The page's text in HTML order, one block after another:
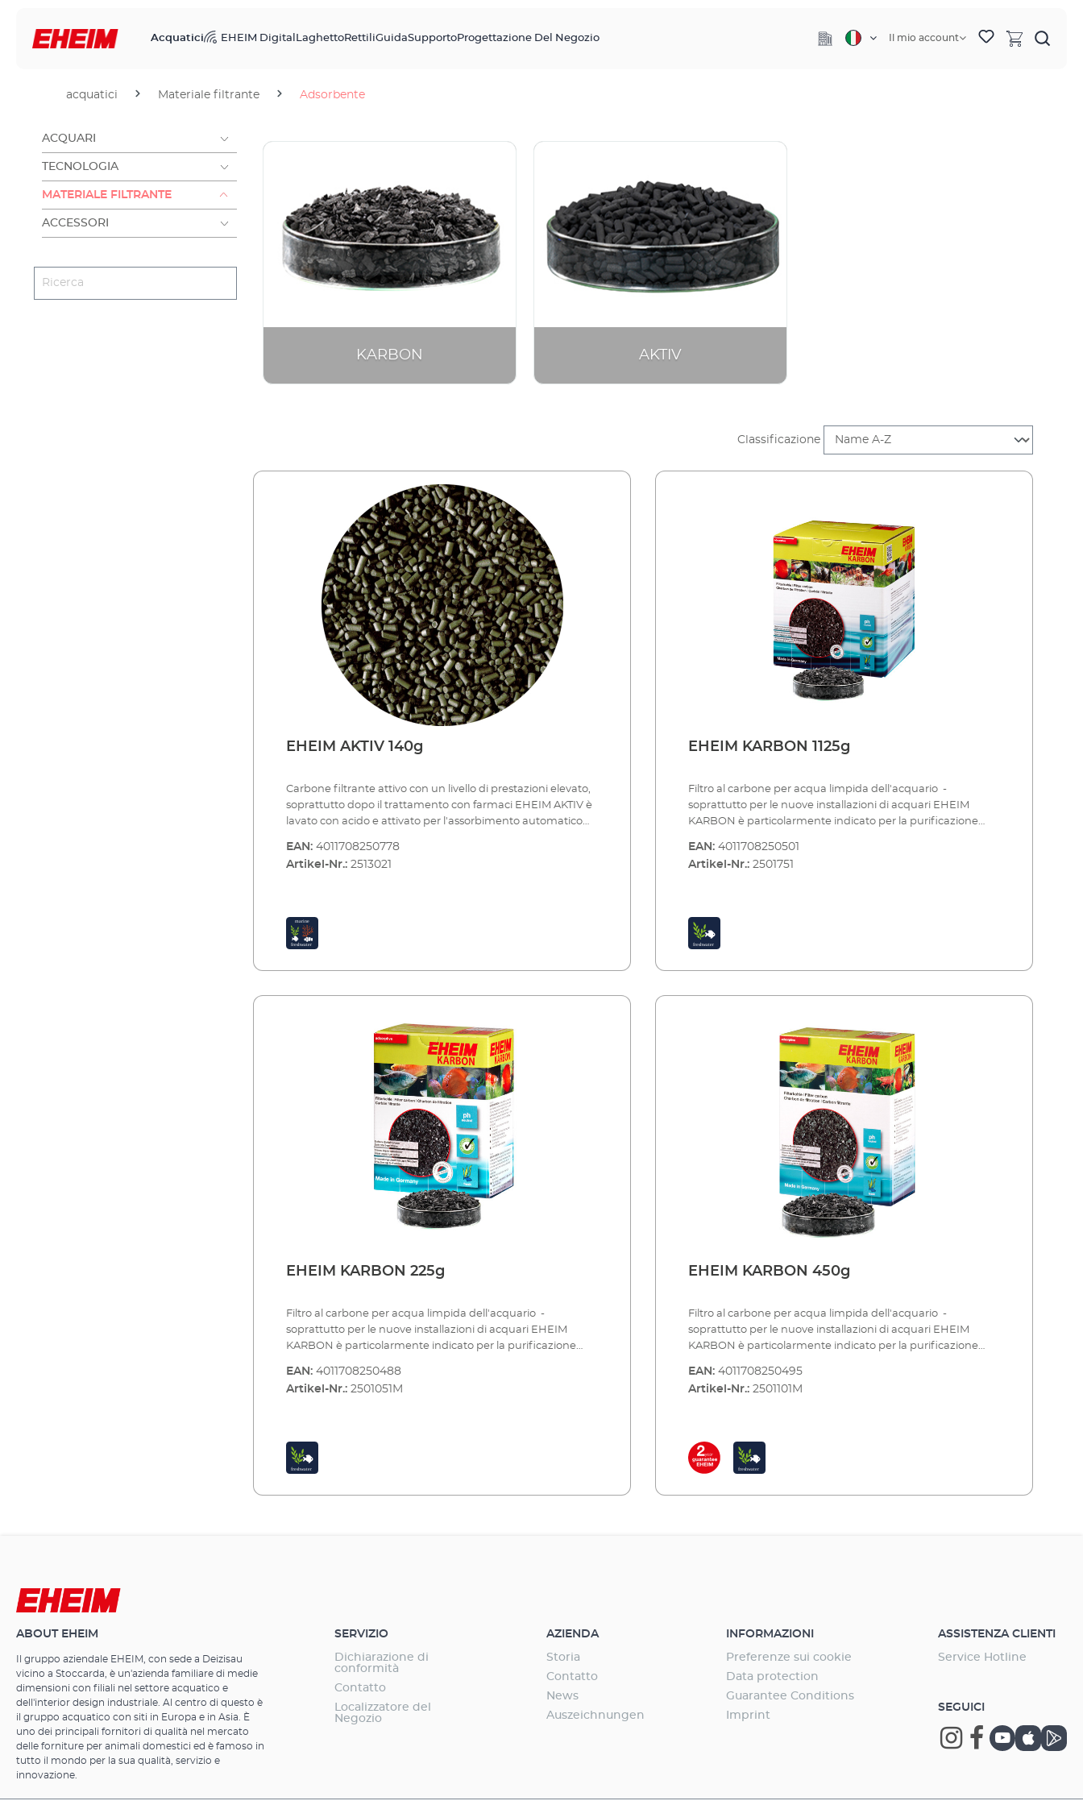
Acquatici EHEIM Digital LaghettoRettiliGuidaSupportoProgettazione Del Negozio Il mio account
acquatici Materiale filtrante Adsorbente
ACQUARI
TECNOLOGIA
MATERIALE FILTRANTE
ACCESSORI
KARBON AKTIV
Classificazione
EHEIM AKTIV 140g
Carbone filtrante attivo con un livello di prestazioni elevato,
soprattutto dopo il trattamento con farmaci EHEIM AKTIV è
lavato con acido e attivato per l'assorbimento automatico
pesticidi, residui di trattamenti medici e altre sostanze e le
farmacologico del bestiame. EHEIM AKTIV deve essere
utilizzato solo per un periodo di tempo limitato (ca. 4
settimane) e poi rimosso o sostituito. Nella configurazione
(ad es. EHEIM MECH o MECHpro) e biologico (ad es. EHEIM
per adsorbimento autoattivante Lega rapidamente cloro,
pesticidi e altre sostanze chimiche Usa ad es. dopo
l'installazione di un nuovo serbatoio o il trattamento con
farmaci Utilizzare solo per un periodo di tempo limitato (ca.
4 settimane) Adatto per acqua dolce e marina
Suggerimento:Utilizzare materiali filtranti adsorbenti solo
per alcune settimane, poiché le sostanze nocive sono solo
attaccate e possono staccarsi dopo un po' di tempo ed
essere reintrodotte nell'acqua. Per lo meno dovrebbero
essere cambiati regolarmente. Normalmente la filtrazione
ad adsorbimento è necessaria solo durante l'allestimento
dell'acquario o dopo trattamenti con farmaci.
EAN: 4011708250778
Artikel-Nr.: 2513021
EHEIM KARBON 1125g
Filtro al carbone per acqua limpida dell'acquario -
soprattutto per le nuove installazioni di acquari EHEIM
KARBON è particolarmente indicato per la purificazione
chimiche, che possono entrare nell'acquario durante
settimane) nel set-up di stratificazione dopo il mezzo
filtrante meccanico (ad es. EHEIM MECH o MECHpro) e
biologico (ad es. EHEIM SUBSTRATpro) nel sacchetto di rete
Utilizzare per un breve periodo (ca. 4 settimane) Adatto solo
adsorbenti solo per alcune settimane, poiché le sostanze
nocive sono solo attaccate e possono staccarsi dopo un po'
di tempo ed essere reintrodotte nell'acqua. Per lo meno
dovrebbero essere cambiati regolarmente. Normalmente la
filtrazione ad adsorbimento è necessaria solo durante
l'allestimento dell'acquario o dopo trattamenti con farmaci.
EAN: 4011708250501
Artikel-Nr.: 2501751
EHEIM KARBON 225g
Filtro al carbone per acqua limpida dell'acquario -
soprattutto per le nuove installazioni di acquari EHEIM
KARBON è particolarmente indicato per la purificazione
chimiche, che possono entrare nell'acquario durante
settimane) nel set-up di stratificazione dopo il mezzo
filtrante meccanico (ad es. EHEIM MECH o MECHpro) e
biologico (ad es. EHEIM SUBSTRATpro) nel sacchetto di rete
l'allestimento dell'acquario o dopo trattamenti con farmaci.
EAN: 4011708250488
Artikel-Nr.: 2501051M
EHEIM KARBON 450g
Filtro al carbone per acqua limpida dell'acquario -
soprattutto per le nuove installazioni di acquari EHEIM
KARBON è particolarmente indicato per la purificazione
chimiche, che possono entrare nell'acquario durante
settimane) nel set-up di stratificazione dopo il mezzo
filtrante meccanico (ad es. EHEIM MECH o MECHpro) e
biologico (ad es. EHEIM SUBSTRATpro) nel sacchetto di rete
l'allestimento dell'acquario o dopo trattamenti con farmaci.
EAN: 4011708250495
Artikel-Nr.: 2501101M
ABOUT EHEIM
Il gruppo aziendale EHEIM, con sede a Deizisau
vicino a Stoccarda, è un'azienda familiare di medie
dimensioni con filiali nel settore acquatico e
dell'interior design industriale. Al centro di questo è
il gruppo acquatico con siti in Europa e in Asia. È
uno dei principali fornitori di qualità nel mercato
delle forniture per animali domestici ed è famoso in
tutto il mondo per la sua qualità, servizio e
innovazione.
SERVIZIO
Dichiarazione di
conformità
Contatto
Localizzatore del
Negozio
AZIENDA
Storia
Contatto
News
Auszeichnungen
INFORMAZIONI
Preferenze sui cookie
Data protection
Guarantee Conditions
Imprint
ASSISTENZA CLIENTI
Service Hotline
SEGUICI